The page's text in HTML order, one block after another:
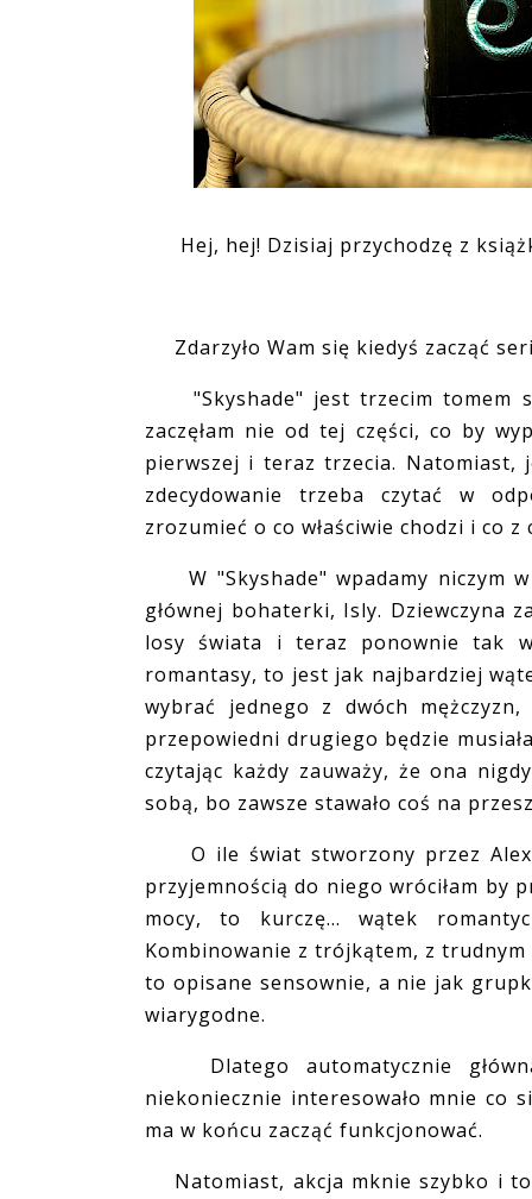
Hej, hej! Dzisiaj przychodzę z
Zdarzyło Wam się kiedyś zacząć
"Skyshade" jest trzecim tomem
zaczęłam nie od tej części, co by
pierwszej i teraz trzecia.
zdecydowanie trzeba czytać w
zrozumieć o co właściwie chodzi i co z
W "Skyshade" wpadamy niczym
głównej bohaterki, Isly. Dziewczyna
losy świata i teraz ponownie tak
romantasy, to jest jak najbardziej
wybrać jednego z dwóch
przepowiedni drugiego będzie
czytając każdy zauważy, że ona
sobą, bo zawsze stawało coś na
O ile świat stworzony przez Alex
przyjemnością do niego wróciłam by
mocy, to kurczę... wątek
Kombinowanie z trójkątem, z trudnym
to opisane sensownie, a nie jak
wiarygodne.
Dlatego automatycznie
niekoniecznie interesowało mnie co
ma w końcu zacząć funkcjonować.
Natomiast, akcja mknie szybko i to